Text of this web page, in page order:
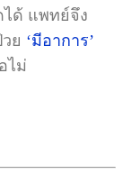
ได้ แพทย์จึง
ย ‘มีอาการ’
ไม่